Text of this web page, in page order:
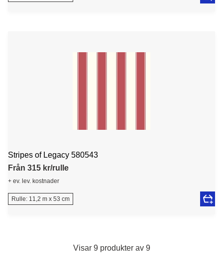
Stripes of Legacy 580543
Från 315 kr/rulle
+ ev. lev. kostnader
Rulle: 11,2 m x 53 cm
Visar 9 produkter av 9